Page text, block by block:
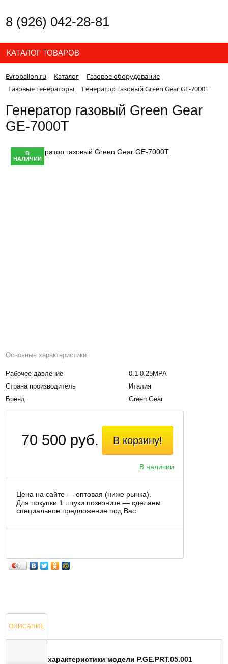
8 (926) 042-28-81
КАТАЛОГ ТОВАРОВ
Evroballon.ru Каталог
Газовое оборудование
Газовые генераторы
Генератор газовый Green Gear GE-7000T
Генератор газовый Green Gear
GE-7000T
В
НАЛИЧИИ
Основные характеристики:
Рабочее давление
0.1-0.25MPA
Страна производитель
Италия
Бренд
Green Gear
В корзину!
В наличии
70 500 руб.
Цена на сайте — оптовая (ниже рынка).
Для покупки 1 штуки позвоните — сделаем
специальное предложение под Вас.
ОПИСАНИЕ
Основные характеристики модели P.GE.PRT.05.001